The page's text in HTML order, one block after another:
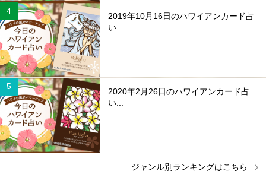
2019年10月16日のハワイアンカード占
い...
2020年2月26日のハワイアンカード占
い...
ジャンル別ランキングはこちら